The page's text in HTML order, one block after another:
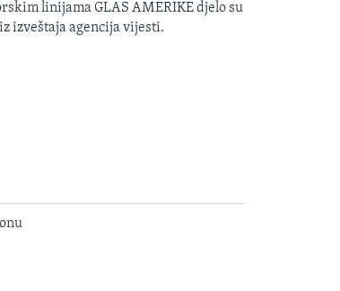
linijama GLAS AMERIKE djelo su
izveštaja agencija vijesti.